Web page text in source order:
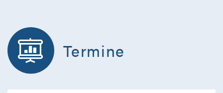
Termine